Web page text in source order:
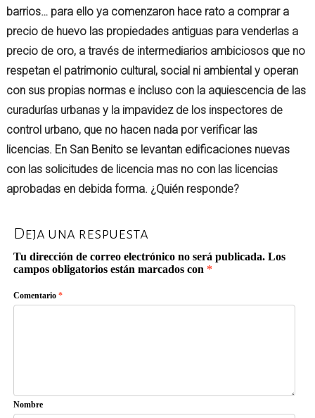
barrios… para ello ya comenzaron hace rato a comprar a
precio de huevo las propiedades antiguas para venderlas a
precio de oro, a través de intermediarios ambiciosos que no
respetan el patrimonio cultural, social ni ambiental y operan
con sus propias normas e incluso con la aquiescencia de las
curadurías urbanas y la impavidez de los inspectores de
control urbano, que no hacen nada por verificar las
licencias. En San Benito se levantan edificaciones nuevas
con las solicitudes de licencia mas no con las licencias
aprobadas en debida forma. ¿Quién responde?
Deja una respuesta
Tu dirección de correo electrónico no será publicada. Los
campos obligatorios están marcados con *
Comentario*
Nombre